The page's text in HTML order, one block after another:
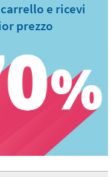
e ricevi
prezzo